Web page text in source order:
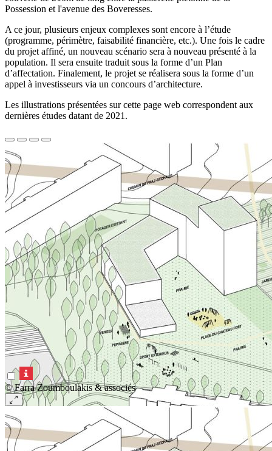
Possession et l'avenue des Boveresses.
A ce jour, plusieurs enjeux complexes sont encore à l’étude
(programme, périmètre, faisabilité financière, etc.). Une fois le cadre
du projet affiné, un nouveau scénario sera à nouveau présenté à la
population. Il sera ensuite traduit sous la forme d’un Plan
d’affectation. Finalement, le projet se réalisera sous la forme d’un
appel à investisseurs via un concours d’architecture.
Les illustrations présentées sur cette page web correspondent aux
dernières études datant de 2021.
© Farra Zoumboulakis & associés